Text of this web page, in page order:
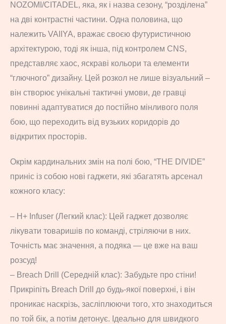
NOZOMI/CITADEL, яка, як і назва сезону, “розділена”
на дві контрастні частини. Одна половина, що
належить VAIIYA, вражає своєю футуристичною
архітектурою, тоді як інша, під контролем CNS,
представляє хаос, яскраві кольори та елементи
“глючного” дизайну. Цей розкол не лише візуальний –
він створює унікальні тактичні умови, де гравці
повинні адаптуватися до постійно мінливого поля
бою, що переходить від вузьких коридорів до
відкритих просторів.
Окрім кардинальних змін на полі бою, “THE DIVIDE”
приніс із собою нові гаджети, які збагатять арсенал
кожного класу:
– H+ Infuser (Легкий клас): Цей гаджет дозволяє
лікувати товаришів по команді, стріляючи в них.
Точність має значення, а подяка — це вже на ваш
розсуд!
– Breach Drill (Середній клас): Забудьте про стіни!
Прикріпіть Breach Drill до будь-якої поверхні, і він
проникає наскрізь, засліплюючи того, хто знаходиться
по той бік, а потім детонує. Ідеально для швидкого